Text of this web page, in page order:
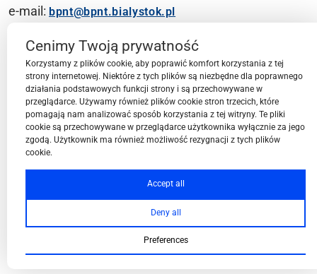
e-mail: bpnt@bpnt.bialystok.pl
Contact
BPN-T Area
BPN-T Offer
Cenimy Twoją prywatność
Korzystamy z plików cookie, aby poprawić komfort korzystania z tej
strony internetowej. Niektóre z tych plików są niezbędne dla poprawnego
działania podstawowych funkcji strony i są przechowywane w
przeglądarce. Używamy również plików cookie stron trzecich, które
pomagają nam analizować sposób korzystania z tej witryny. Te pliki
cookie są przechowywane w przeglądarce użytkownika wyłącznie za jego
zgodą. Użytkownik ma również możliwość rezygnacji z tych plików
cookie.
Accept all
Deny all
Preferences